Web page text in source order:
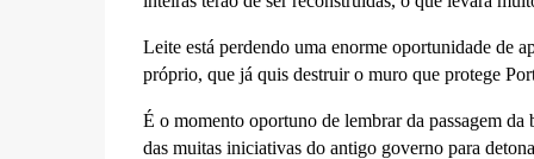
Leite está perdendo uma enorme oportunidade de
próprio, que já quis destruir o muro que protege
É o momento oportuno de lembrar da passagem
das muitas iniciativas do antigo governo para